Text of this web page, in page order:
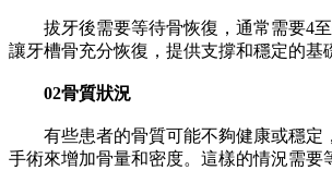
拔牙後需要等待骨恢復，通常需要4至
讓牙槽骨充分恢復，提供支撐和穩定的基
02骨質狀況
有些患者的骨質可能不夠健康或穩定
手術來增加骨量和密度。這樣的情況需要